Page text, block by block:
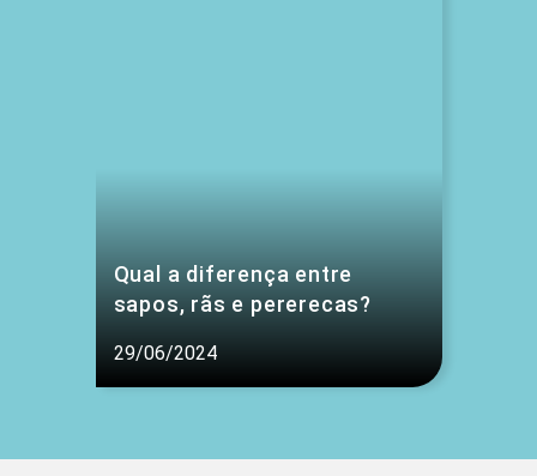
Qual a diferença entre
sapos, rãs e pererecas?
29/06/2024